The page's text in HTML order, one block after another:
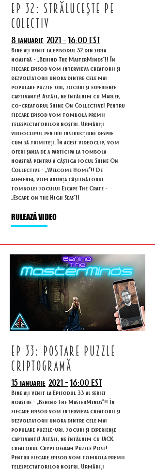
ep 32: strălucește pe
colectiv
8 ianuarie 2021 - 16:00 EST
Bine ați venit la episodul 32 din seria
noastră - „Behind The MasterMinds”!! În
fiecare episod vom intervieva creatorii și
dezvoltatorii unora dintre cele mai
populare puzzle-uri, jocuri și experiențe
captivante! Astăzi, ne întâlnim cu Marlee,
co-creatorul Shine On Collective! Pentru
fiecare episod vom tombola premii
telespectatorilor noștri. Urmăriți
videoclipul pentru instrucțiuni despre
cum să trimiteți. În acest videoclip, vom
oferi șansa de a participa la tombola
noastră pentru a câștiga jocul Shine On
Collective - „Welcome Home”!! De
asemenea, vom anunța câștigătorul
tombolei jocului Escape The Crate -
„Escape on the High Seas”!!
RULEAZĂ VIDEO
ep 33: postare puzzle
criptogramă
15 ianuarie 2021 - 16:00 EST
Bine ați venit la Episodul 33 al seriei
noastre - „Behind The MasterMinds”!! În
fiecare episod vom intervieva creatorii și
dezvoltatorii unora dintre cele mai
populare puzzle-uri, jocuri și experiențe
captivante! Astăzi, ne întâlnim cu JACK,
creatorul Cryptogram Puzzle Post!
Pentru fiecare episod vom tombola premii
telespectatorilor noștri. Urmăriți